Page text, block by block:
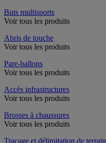
Buts multisports
Voir tous les produits
Abris de touche
Voir tous les produits
Pare-ballons
Voir tous les produits
Accès infrastructures
Voir tous les produits
Brosses à chaussures
Voir tous les produits
Traçage et délimitation de terrain